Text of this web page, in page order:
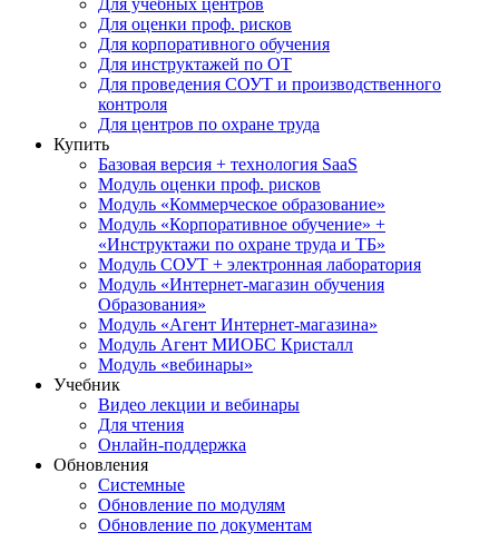
Для учебных центров
Для оценки проф. рисков
Для корпоративного обучения
Для инструктажей по ОТ
Для проведения СОУТ и производственного
контроля
Для центров по охране труда
Купить
Базовая версия + технология SaaS
Модуль оценки проф. рисков
Модуль «Коммерческое образование»
Модуль «Корпоративное обучение» +
«Инструктажи по охране труда и ТБ»
Модуль СОУТ + электронная лаборатория
Модуль «Интернет-магазин обучения
Образования»
Модуль «Агент Интернет-магазина»
Модуль Агент МИОБС Кристалл
Модуль «вебинары»
Учебник
Видео лекции и вебинары
Для чтения
Онлайн-поддержка
Обновления
Системные
Обновление по модулям
Обновление по документам